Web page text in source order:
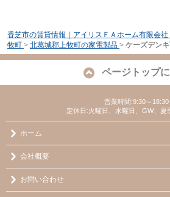
香芝市の賃貸情報｜アイリスＦＡホーム有限会社
牧町 > 北葛城郡上牧町の家電製品 > ケーズデン
ページトップ
営業時間:9:30～18:30
定休日:火曜日、水曜日、GW、夏
ホーム
会社概要
お問い合わせ